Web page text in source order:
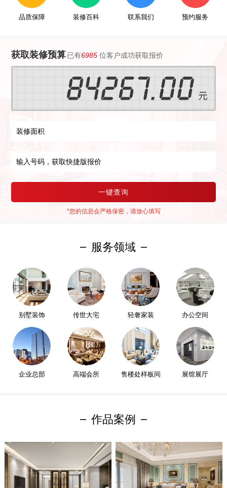
品质保障 装修百科 联系我们 预约服务
获取装修预算已有6985位客户成功获取报价
一键查询
*您的信息会严格保密，请放心填写
服务领域
别墅装饰 传世大宅 轻奢家装 办公空间
企业总部 高端会所 售楼处样板间 展馆展厅
作品案例